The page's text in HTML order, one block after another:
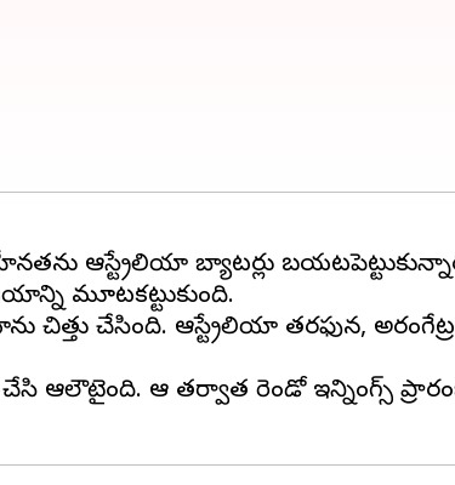
ఆస్ట్రేలియా బ్యాటర్లు
చేసింది. ఆస్ట్రేలియా తరఫున,
చేసి ఆలౌటైంది. ఆ తర్వాత రెండో ఇన్నింగ్స్